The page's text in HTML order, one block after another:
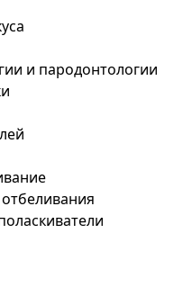
и пародонтологии